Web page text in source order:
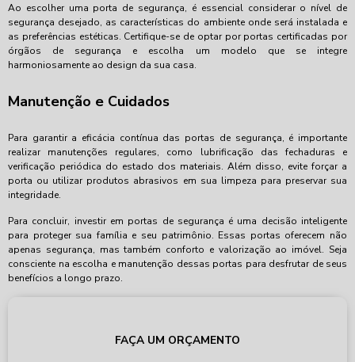
Ao escolher uma porta de segurança, é essencial considerar o nível de
segurança desejado, as características do ambiente onde será instalada e
as preferências estéticas. Certifique-se de optar por portas certificadas por
órgãos de segurança e escolha um modelo que se integre
harmoniosamente ao design da sua casa.
Manutenção e Cuidados
Para garantir a eficácia contínua das portas de segurança, é importante
realizar manutenções regulares, como lubrificação das fechaduras e
verificação periódica do estado dos materiais. Além disso, evite forçar a
porta ou utilizar produtos abrasivos em sua limpeza para preservar sua
integridade.
Para concluir, investir em portas de segurança é uma decisão inteligente
para proteger sua família e seu patrimônio. Essas portas oferecem não
apenas segurança, mas também conforto e valorização ao imóvel. Seja
consciente na escolha e manutenção dessas portas para desfrutar de seus
benefícios a longo prazo.
FAÇA UM ORÇAMENTO